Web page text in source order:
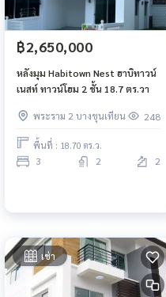
฿2,650,000
หลังมุม Habitown Nest ฮาบิทาวน์
เนสท์ ทาวน์โฮม 2 ชั้น 18.7 ตร.วา
พระราม 2 บางขุนเทียน 248
พื้นที่ : 18.70 ตร.ว.
3 2 2
เช่า